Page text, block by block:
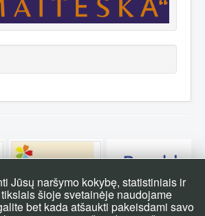
Jūsų naršymo kokybę, statistiniais ir
šioje svetainėje naudojame
bet kada atšaukti pakeisdami savo